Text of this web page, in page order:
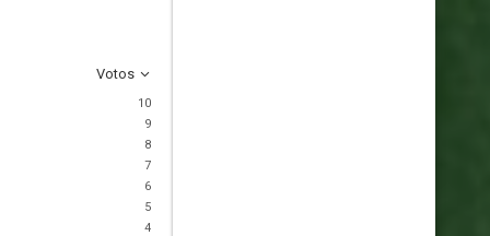
Votos
10
9
8
7
6
5
4